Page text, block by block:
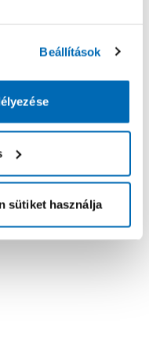
Beállítások
sütiket használja